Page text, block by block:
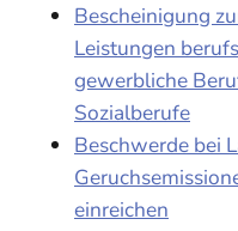
Bescheinigung
Leistungen
gewerbliche
Sozialberufe
Beschwerde bei
einreichen